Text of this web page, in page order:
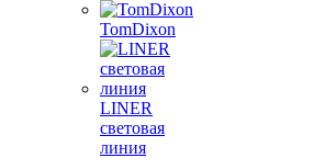
TomDixon
LINER
световая
линия